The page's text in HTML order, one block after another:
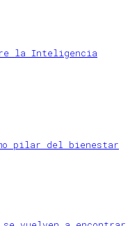
la Inteligencia
pilar del bienestar